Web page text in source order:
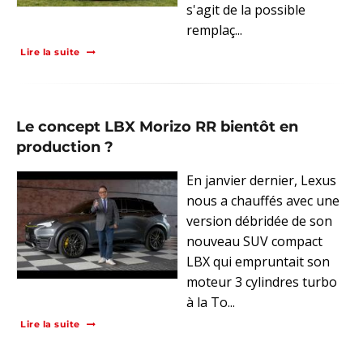
s'agit de la possible
remplaç...
Lire la suite
Le concept LBX Morizo ​​RR bientôt en
production ?
En janvier dernier, Lexus
nous a chauffés avec une
version débridée de son
nouveau SUV compact
LBX qui empruntait son
moteur 3 cylindres turbo
à la To...
Lire la suite